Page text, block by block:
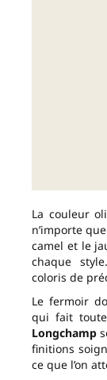
La couleur
n’importe
camel et le
chaque
coloris de
Le fermoir
qui fait
Longchamp
finitions
ce que l’on